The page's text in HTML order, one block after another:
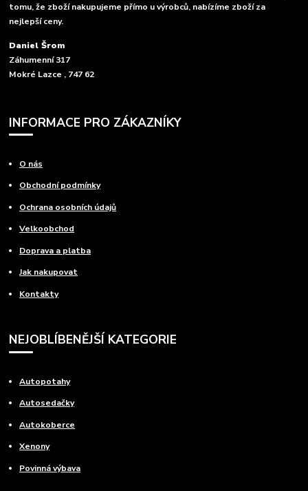
tomu, že zboží nakupujeme přímo u výrobců, nabízíme zboží za
nejlepší ceny.
Daniel Šrom
Záhumenní 317
Mokré Lazce , 747 62
INFORMACE PRO ZÁKAZNÍKY
O nás
Obchodní podmínky
Ochrana osobních údajů
Velkoobchod
Doprava a platba
Jak nakupovat
Kontakty
NEJOBLÍBENĚJŠÍ KATEGORIE
Autopotahy
Autosedačky
Autokoberce
Xenony
Povinná výbava